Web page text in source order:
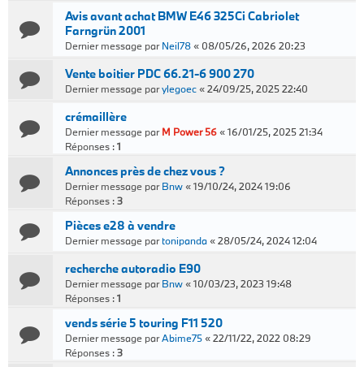
Avis avant achat BMW E46 325Ci Cabriolet
Farngrün 2001
Dernier message parNeil78« 08/05/26, 2026 20:23
Vente boitier PDC 66.21-6 900 270
Dernier message parylegoec«24/09/25, 2025 22:40
crémaillère
Dernier message parM Power 56«16/01/25, 2025 21:34
Réponses :1
Annonces près de chez vous ?
Dernier message parBnw«19/10/24, 2024 19:06
Réponses :3
Pièces e28 à vendre
Dernier message partonipanda«28/05/24, 2024 12:04
recherche autoradio E90
Dernier message parBnw«10/03/23, 2023 19:48
Réponses :1
vends série 5 touring F11 520
Dernier message parAbime75«22/11/22, 2022 08:29
Réponses :3